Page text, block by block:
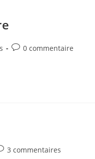
Commentaires
0 commentaire
3 commentaires